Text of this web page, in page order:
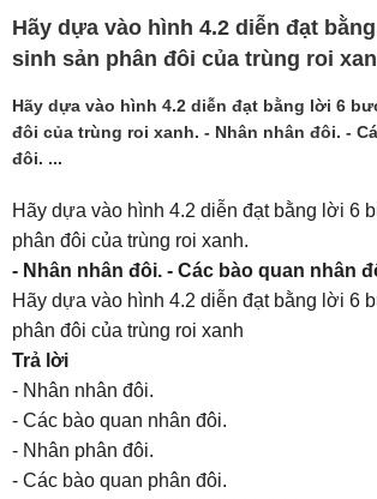
Hãy dựa vào hình 4.2 diễn đạt
sinh sản phân đôi của trùng roi
Hãy dựa vào hình 4.2 diễn đạt bằng lời 6
đôi của trùng roi xanh. - Nhân nhân đôi. -
đôi. ...
Hãy dựa vào hình 4.2 diễn đạt bằng lời 6
phân đôi của trùng roi xanh.
- Nhân nhân đôi. - Các bào quan nhân
Hãy dựa vào hình 4.2 diễn đạt bằng lời 6
phân đôi của trùng roi xanh
Trả lời
- Nhân nhân đôi.
- Các bào quan nhân đôi.
- Nhân phân đôi.
- Các bào quan phân đôi.